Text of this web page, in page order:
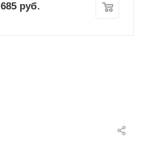
685 руб.